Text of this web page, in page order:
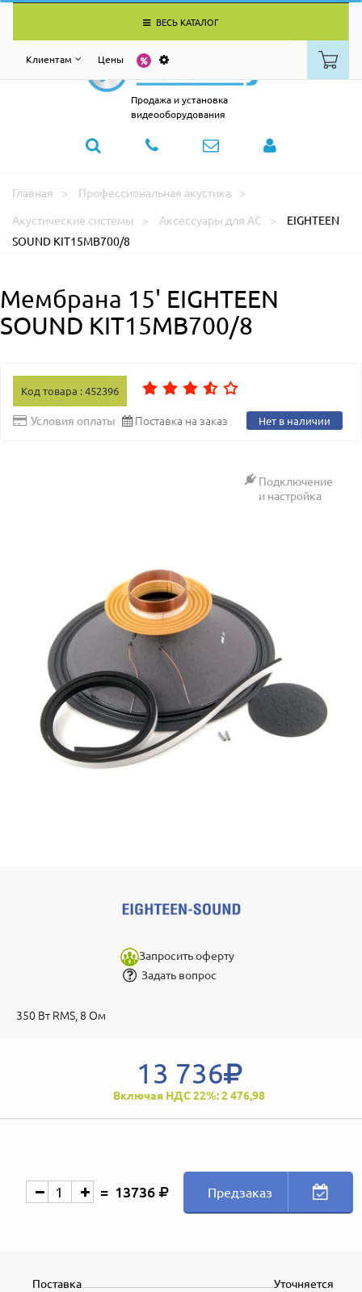
ВЕСЬ КАТАЛОГ
Клиентам Цены
Продажа и установка
видеооборудования
Главная
Профессиональная акустика
Акустические системы
Аксессуары для АС
EIGHTEEN
SOUND KIT15MB700/8
Мембрана 15' EIGHTEEN
SOUND KIT15MB700/8
Код товара : 452396
Условия оплаты Поставка на заказ Нет в наличии
Подключение
и настройка
Запросить оферту
Задать вопрос
350 Вт RMS, 8 Ом
13 736
Включая НДС 22%: 2 476,98
13736 Предзаказ
Уточняется
Поставка